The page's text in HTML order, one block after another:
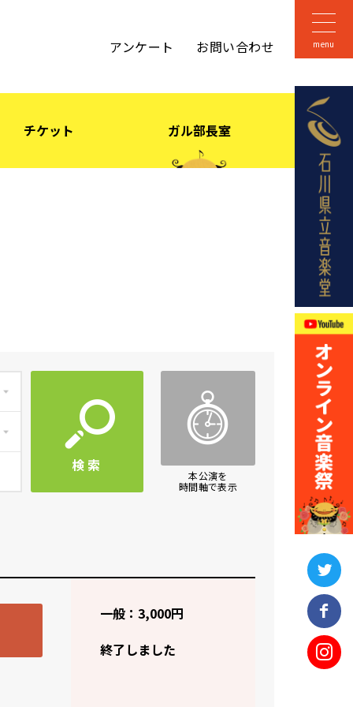
アンケート お問い合わせ
チケット ガル部長室
検索
本公演を
時間軸で表示
一般：3,000円
終了しました
menu